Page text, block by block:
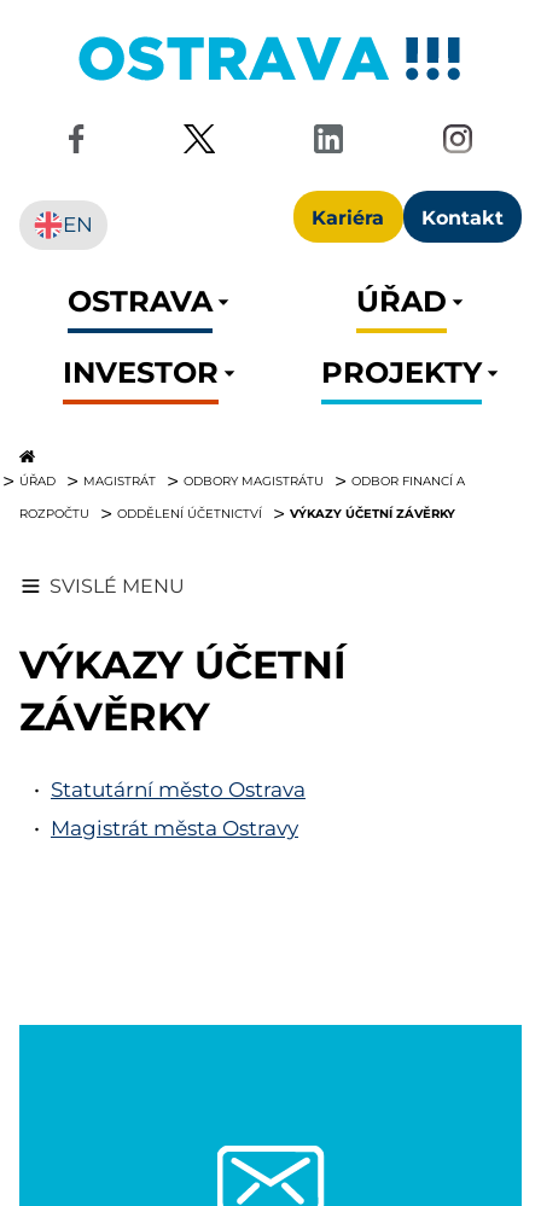
Kariéra Kontakt
EN
OSTRAVA
ÚŘAD
INVESTOR
PROJEKTY
ÚŘAD MAGISTRÁT ODBORY MAGISTRÁTU ODBOR FINANCÍ A
ROZPOČTU ODDĚLENÍ ÚČETNICTVÍ VÝKAZY ÚČETNÍ ZÁVĚRKY
SVISLÉ MENU
VÝKAZY ÚČETNÍ
ZÁVĚRKY
Statutární město Ostrava
Magistrát města Ostravy